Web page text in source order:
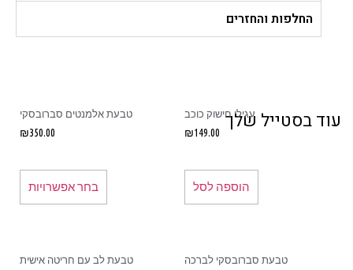
החלפות והחזרים
עוד בסטייל שלךעגילי חישוק כוכב
₪149.00
הוספה לסל
טבעת אלמנטים סברובסקי
₪350.00
בחר אפשרויות
טבעת סברובסקי לברכה טבעת לב עם חריטה אישית